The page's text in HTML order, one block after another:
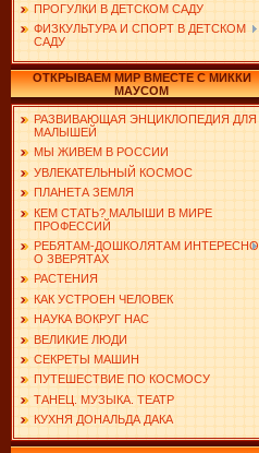
ПРОГУЛКИ В ДЕТСКОМ САДУ
ФИЗКУЛЬТУРА И СПОРТ В ДЕТСКОМ
САДУ
ОТКРЫВАЕМ МИР ВМЕСТЕ С МИККИ
МАУСОМ
РАЗВИВАЮЩАЯ ЭНЦИКЛОПЕДИЯ ДЛЯ
МАЛЫШЕЙ
МЫ ЖИВЕМ В РОССИИ
УВЛЕКАТЕЛЬНЫЙ КОСМОС
ПЛАНЕТА ЗЕМЛЯ
КЕМ СТАТЬ? МАЛЫШИ В МИРЕ
ПРОФЕССИЙ
РЕБЯТАМ-ДОШКОЛЯТАМ ИНТЕРЕСНО
О ЗВЕРЯТАХ
РАСТЕНИЯ
КАК УСТРОЕН ЧЕЛОВЕК
НАУКА ВОКРУГ НАС
ВЕЛИКИЕ ЛЮДИ
СЕКРЕТЫ МАШИН
ПУТЕШЕСТВИЕ ПО КОСМОСУ
ТАНЕЦ. МУЗЫКА. ТЕАТР
КУХНЯ ДОНАЛЬДА ДАКА